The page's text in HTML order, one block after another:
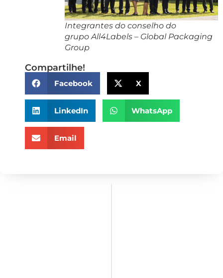
Integrantes do conselho do
grupo All4Labels – Global Packaging
Group
Compartilhe!
Facebook X
LinkedIn WhatsApp
Email